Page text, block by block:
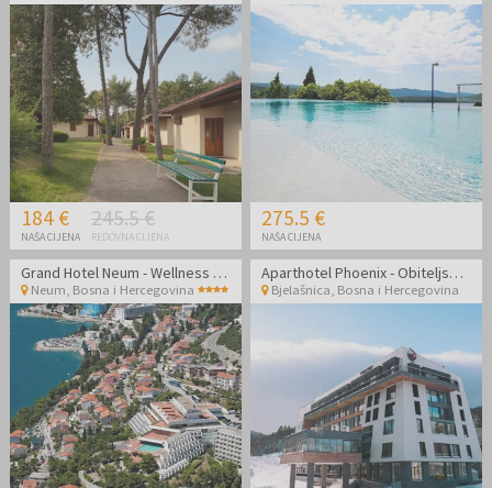
184 €
NAŠA CIJENA
245.5 €
REDOVNA CIJENA
275.5 €
NAŠA CIJENA
Grand Hotel Neum - Wellness odmor uz more
Neum Bosna i Hercegovina
Aparthotel Phoenix - Obiteljski odmor na Bjelašnici
Bjelašnica Bosna i Hercegovina